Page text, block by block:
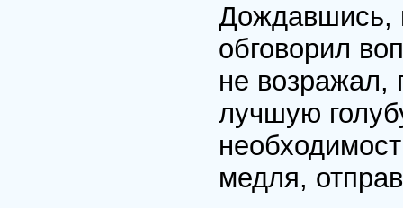
Дождавшись,
обговорил
не возражал,
лучшую
медля,